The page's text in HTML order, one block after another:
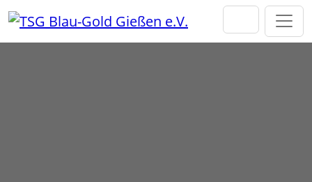
Direkt zur Hauptnavigation springen
Direkt zum Inhalt springen